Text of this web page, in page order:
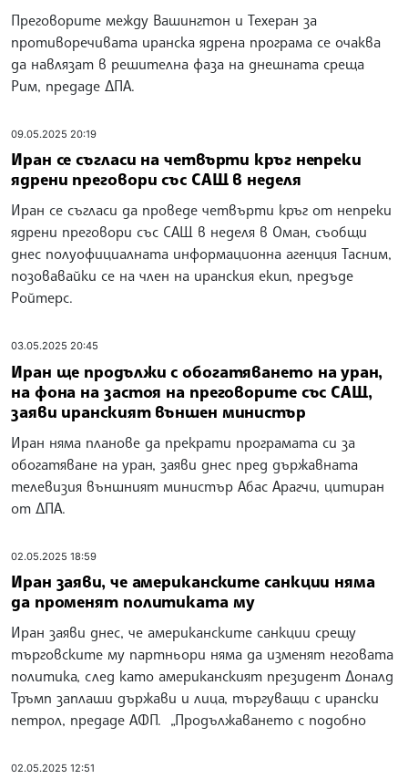
Преговорите между Вашингтон и Техеран за
противоречивата иранска ядрена програма се очаква
да навлязат в решителна фаза на днешната среща
Рим, предаде ДПА.
09.05.2025 20:19
Иран се съгласи на четвърти кръг непреки
ядрени преговори със САЩ в неделя
Иран се съгласи да проведе четвърти кръг от непреки
ядрени преговори със САЩ в неделя в Оман, съобщи
днес полуофициалната информационна агенция Тасним,
позовавайки се на член на иранския екип, предъде
Ройтерс.
03.05.2025 20:45
Иран ще продължи с обогатяването на уран,
на фона на застоя на преговорите със САЩ,
заяви иранският външен министър
Иран няма планове да прекрати програмата си за
обогатяване на уран, заяви днес пред държавната
телевизия външният министър Абас Арагчи, цитиран
от ДПА.
02.05.2025 18:59
Иран заяви, че американските санкции няма
да променят политиката му
Иран заяви днес, че американските санкции срещу
търговските му партньори няма да изменят неговата
политика, след като американският президент Доналд
Тръмп заплаши държави и лица, търгуващи с ирански
петрол, предаде АФП. „Продължаването с подобно
02.05.2025 12:51